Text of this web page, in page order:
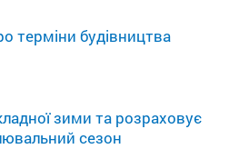
терміни будівництва
зими та розраховує
сезон